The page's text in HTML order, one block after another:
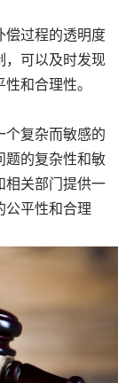
偿过程的透明度
，可以及时发现
和合理性。
个复杂而敏感的
题的复杂性和敏
相关部门提供一
公平性和合理